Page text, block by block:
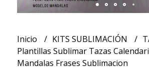
Inicio KITS SUBLIMACIÓN
Plantillas Sublimar Tazas
Mandalas Frases Sublimacion